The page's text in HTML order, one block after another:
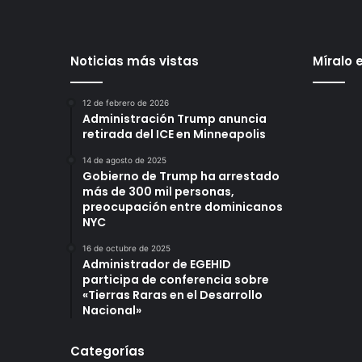
Noticias más vistas
12 de febrero de 2026
Administración Trump anuncia
retirada del ICE en Minneapolis
14 de agosto de 2025
Gobierno de Trump ha arrestado
más de 300 mil personas,
preocupación entre dominicanos
NYC
16 de octubre de 2025
Administrador de EGEHID
participa de conferencia sobre
«Tierras Raras en el Desarrollo
Nacional»
Categorías
Míralo